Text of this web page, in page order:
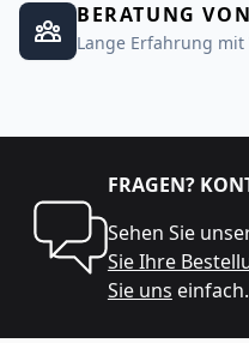
BERATUNG
Lange Erfahrung
FRAGEN?
Sehen Sie
Sie Ihre
Sie uns einfach.